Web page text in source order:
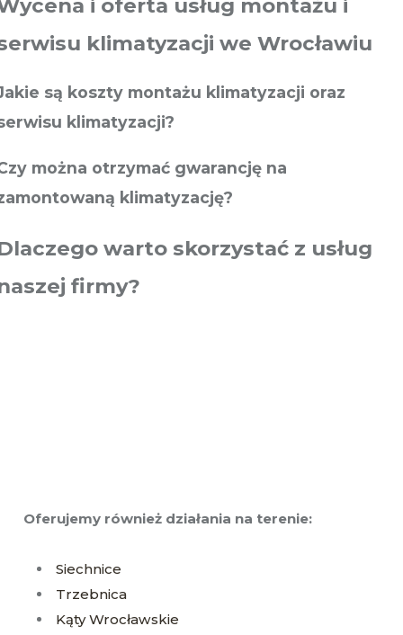
i oferta usług montażu i
klimatyzacji we Wrocławiu
są koszty montażu klimatyzacji oraz
klimatyzacji?
można otrzymać gwarancję na
klimatyzację?
warto skorzystać z usług
firmy?
Oferujemy również działania na terenie:
Siechnice
Trzebnica
Kąty Wrocławskie